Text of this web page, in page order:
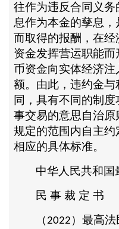
往作为违反合同义务
息作为本金的孳息
而取得的报酬，在
资金发挥营运职能
币资金向实体经济
额。由此，违约金
同，具有不同的制
事交易的意思自治
规定的范围内自主
相应的具体标准。
中华人民共和国
民 事 裁 定 书
（2022 ）最高法